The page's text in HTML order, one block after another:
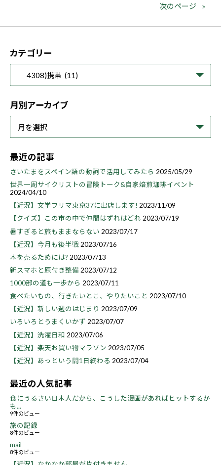
次のページ
カテゴリー
月別アーカイブ
最近の記事
さいたまをスペイン語の動詞で活用してみたら 2025/05/29
世界一周サイクリストの冒険トーク&自家焙煎珈琲イベント
2024/04/10
【近況】文学フリマ東京37に出店します! 2023/11/09
【クイズ】この市の中で仲間はずれはどれ 2023/07/19
暑すぎると旅もままならない 2023/07/17
【近況】今月も後半戦 2023/07/16
本を売るためには? 2023/07/13
新スマホと原付き整備 2023/07/12
1000部の道も一歩から 2023/07/11
食べたいもの、行きたいとこ、やりたいこと 2023/07/10
【近況】新しい週のはじまり 2023/07/09
いろいろとうまくいかず 2023/07/07
【近況】洗濯日和 2023/07/06
【近況】楽天お買い物マラソン 2023/07/05
【近況】あっという間1日終わる 2023/07/04
最近の人気記事
食にうるさい日本人だから、こうした漫画があればヒットするか
も...
9件のビュー
旅の記録
8件のビュー
mail
8件のビュー